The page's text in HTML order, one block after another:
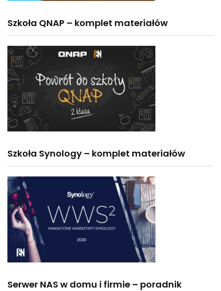
Szkoła QNAP – komplet materiałów
Szkoła Synology – komplet materiałów
Serwer NAS w domu i firmie – poradnik